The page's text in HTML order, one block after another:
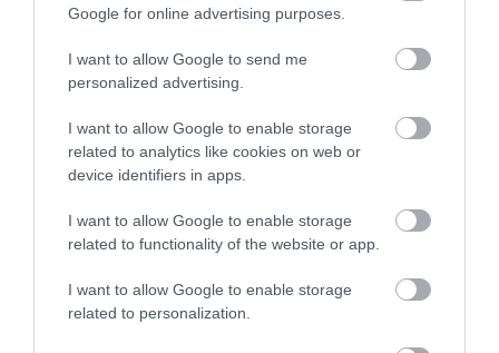
Google for online advertising purposes.
I want to allow Google to send me
personalized advertising.
I want to allow Google to enable storage
related to analytics like cookies on web or
device identifiers in apps.
I want to allow Google to enable storage
related to functionality of the website or app.
I want to allow Google to enable storage
related to personalization.
A melatonin-termelés a szerotonintól származik,
és a boldogságérzetet. A melatonin az agy
dopamintermelését is befolyásolja.nÍgy a melatonin
csökkentheti a szorongás és a depresszió érzését.
​4. Növelheti néhány egészségügyi
probléma kockázatát